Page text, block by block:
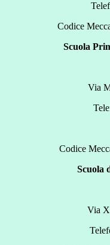
Codice
Scuola
Via
Codice
Scuola
Via